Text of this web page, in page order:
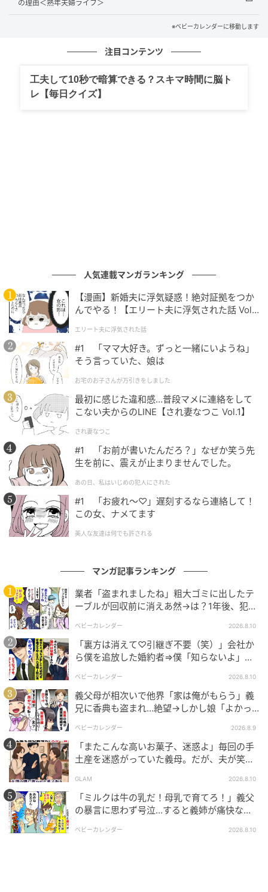
てもうれしそう。
聞いているこちらも、つい笑ってしまいます。孫の存
在が祖父にとってどれほど大きいのかが伝わってくる
瞬間です。
【医師からのアドバイス】
高齢者が同じ話を何度も繰り返すことは、決して珍し
いことではありません。特に、うれしかった出来事や
大切に思っている存在については、その気持ちが強い
ほど何度も話したくなることがあります。加齢にとも
ない記憶の働き方に変化がみられることもあります
が、まずは「孫が大好き」という前向きな気持ちの表
れとして受け止めることも大切です。無理に話をさえ
ぎったり、「さっきも聞いたよ」と強く否定したりす
ると、ご本人の自尊心を傷つけてしまうことがありま
す。笑顔で相づちを打ちながら聞いたり、写真や最近
続きやすくなるでしょう。なお、同じ話の繰り返しが
急に増えたり、日常生活で困るような物忘れが目立っ
たりする場合は、認知機能の変化が隠れていることも
あるため、かかりつけ医に相談することも検討してく
ださい。※記事の内容は公開当時の情報であり、現在
と異なる場合があります。記事の内容は個人の感想で
す。※本記事の内容は、必ずしもすべての状況にあては
まるとは限りません。必要に応じて医師や専門家に相
談するなど、ご自身の責任と判断によって適切なご対
応をお願いいたします。
監修：菊池大和先生（医療法人ONE きくち総合診療ク
リニック 理事長・院長）
※本記事は、実際の体験談をもとに作成しています。
取材対象者の個人が特定されないよう固有名詞などに
変更を加えながら構成しています。
の理由＜熟年夫婦ライフ＞
※ベビーカレンダーに移動します
注目コンテンツ
工夫して10秒で暗算できる？スキマ時間に脳ト
レ【毎日クイズ】
人気連載マンガランキング
【漫画】新婚夫に浮気疑惑！絶対証拠をつか
んでやる！【エリート夫に浮気された話 Vol.
エリート夫に浮気された話
#1 「ママ大好き。ずっと一緒にいようね」
そう言っていた、娘は
お宅のお子さんが万引きをしました
最初に感じた違和感…普段マメに連絡をして
こない夫からのLINE【され妻なつこ Vol.1】
され妻なつこ
#1 「お前が書いたんだろ？」なぜか笑う先
生を前に、震えが止まりませんでした。
あの日、私はいじめの犯人にされた
#1 「お疲れ〜♡」遅刻するなら連絡して！
この女、ナメてます
美人な友達は何でも許される
マンガ記事ランキング
業者「盗まれましたね」粗大ゴミに出したテ
ーブルが回収前に消えあ然→は？1年後、犯人
ベビーカレンダー 2026.8.10
「裏方は消えて♡引継ぎ不要（笑）」会社か
ら僕を追放した婚約者⇒僕「知らないよ」数
ベビーカレンダー 2026.8.10
義父母が相次いで他界「家は俺がもらう」義
兄に香典も盗まれ…絶望→しかし娘「よかっ
ベビーカレンダー 2026.8.9
「またこんな高いお菓子、迷惑よ」毎回の手
土産を迷惑がっていた義母。だが、夫が笑顔
GLAM 2026.8.10
「ミルクは牛の乳だ！母乳で育てろ！」義父
の暴言に思わず号泣…すると義姉が痛快なひ
ベビーカレンダー 2026.8.10